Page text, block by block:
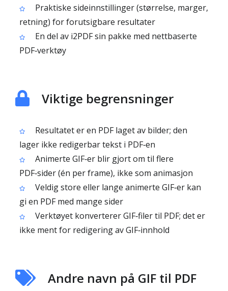
Praktiske sideinnstillinger (størrelse, marger,
retning) for forutsigbare resultater
En del av i2PDF sin pakke med nettbaserte
PDF‑verktøy
Viktige begrensninger
Resultatet er en PDF laget av bilder; den
lager ikke redigerbar tekst i PDF‑en
Animerte GIF‑er blir gjort om til flere
PDF‑sider (én per frame), ikke som animasjon
Veldig store eller lange animerte GIF‑er kan
gi en PDF med mange sider
Verktøyet konverterer GIF‑filer til PDF; det er
ikke ment for redigering av GIF‑innhold
Andre navn på GIF til PDF